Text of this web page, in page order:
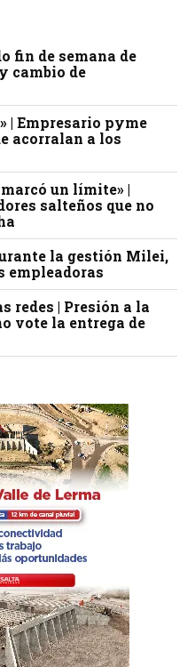
fin de semana de
cambio de
| Empresario pyme
acorralan a los
un límite» |
salteños que no
la gestión Milei,
empleadoras
redes | Presión a la
vote la entrega de